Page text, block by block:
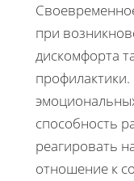
при
дискомфорта
способность
реагировать
отношение к